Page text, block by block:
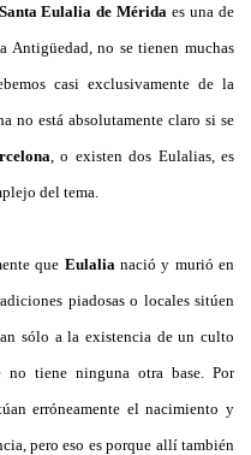
Santa Eulalia de Mérida es una de
Antigüedad, no se tienen muchas
casi exclusivamente de la
no está absolutamente claro si se
, o existen dos Eulalias, es
del tema.
que Eulalia nació y murió en
piadosas o locales sitúen
sólo a la existencia de un culto
no tiene ninguna otra base. Por
erróneamente el nacimiento y
pero eso es porque allí también